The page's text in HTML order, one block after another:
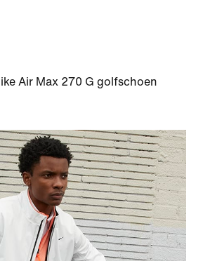
Air Max 270 G golfschoen